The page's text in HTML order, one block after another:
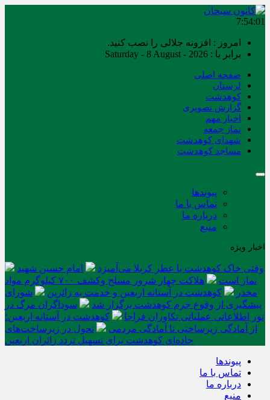
7:54:02
امروز : افزونه جلالی را نصب کنید.
برابر با : Saturday - 8 August - 2026
صفحه اصلی
لرستان
کوهدشت
گزارش تصویری
اخبار مهم
نماز جمعه
شهدای کوهدشت
مساجد کوهدشت
پیوندها
تماس با ما
درباره ما
منبع
اخبار ویژه
وقتی خاک کوهدشت با عطر کربلا می‌آمیزد
امام حسین شهید
نماز است
هلاکت چهار شرور مسلح وکشف ۷۰۰ کیلوگرم مواد
مخدر
کوهدشت در آستانه اربعین و خدمت‌ به زائرین
شورای
پیشگیری از وقوع جرم کوهدشت برگزار شد
سوداگران مرگ در
تور اطلاعاتی عملیاتی تکاوران فراجا
کوهدشت در آستانه اربعین؛
از آمادگی زیرساختی تا آمادگی مردمی
تحول در زیرساخت‌های
جاده‌ای کوهدشت برای تسهیل تردد زائران اربعین
پیوندها
تماس با ما
درباره ما
منبع